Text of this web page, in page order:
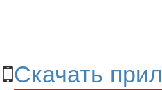
Скачать